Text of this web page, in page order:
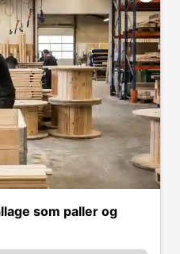
som paller og